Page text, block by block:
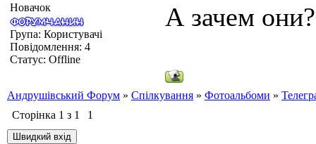
Новачок
Група: Користувачі
Повідомлення: 4
Статус: Offline
А зачем они?
Андрушівський Форум » Спілкування » Фотоальбоми »
Сторінка 1 з 1 1